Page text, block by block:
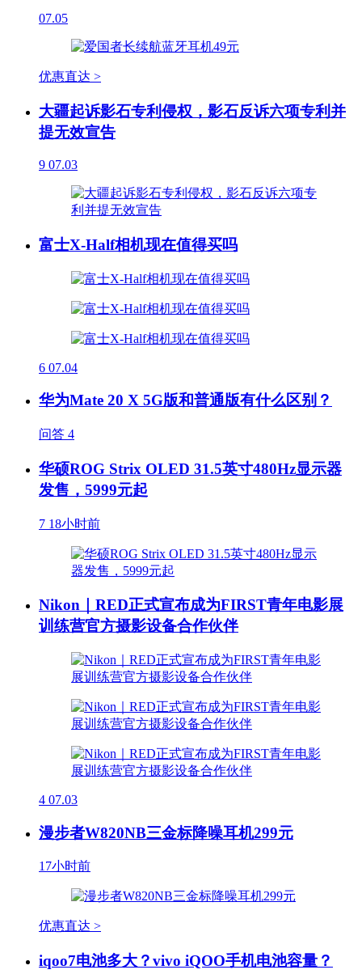
07.05
优惠直达 >
大疆起诉影石专利侵权，影石反诉六项专利并
提无效宣告
9 07.03
富士X-Half相机现在值得买吗
6 07.04
华为Mate 20 X 5G版和普通版有什么区别？
问答 4
华硕ROG Strix OLED 31.5英寸480Hz显示器
发售，5999元起
7 18小时前
Nikon｜RED正式宣布成为FIRST青年电影展
训练营官方摄影设备合作伙伴
4 07.03
漫步者W820NB三金标降噪耳机299元
17小时前
优惠直达 >
iqoo7电池多大？vivo iQOO手机电池容量？